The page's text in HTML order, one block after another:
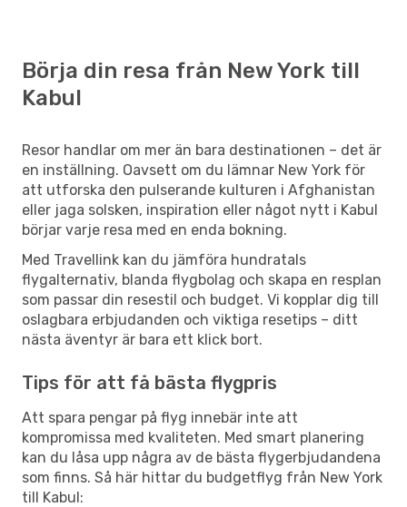
Börja din resa från New York till
Kabul
Resor handlar om mer än bara destinationen – det är
en inställning. Oavsett om du lämnar New York för
att utforska den pulserande kulturen i Afghanistan
eller jaga solsken, inspiration eller något nytt i Kabul
börjar varje resa med en enda bokning.
Med Travellink kan du jämföra hundratals
flygalternativ, blanda flygbolag och skapa en resplan
som passar din resestil och budget. Vi kopplar dig till
oslagbara erbjudanden och viktiga resetips – ditt
nästa äventyr är bara ett klick bort.
Tips för att få bästa flygpris
Att spara pengar på flyg innebär inte att
kompromissa med kvaliteten. Med smart planering
kan du låsa upp några av de bästa flygerbjudandena
som finns. Så här hittar du budgetflyg från New York
till Kabul: